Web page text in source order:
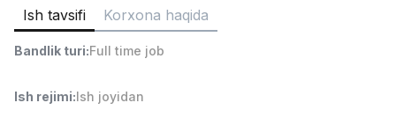
ASIAN
Full time job
Ish joyidan
4,280,000 sum/
Ish tavsifi Korxona haqida
Bandlik turi:Full time job
Ish rejimi:Ish joyidan